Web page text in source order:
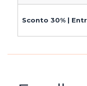
Sconto 30% |